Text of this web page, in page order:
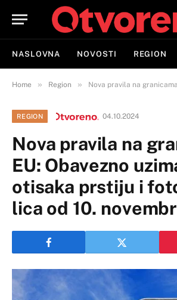
NASLOVNA NOVOSTI REGION
Home » Region » Nova pravila na granicama EU: Obavezno uzimanje
REGION 04.10.2024
Nova pravila na
EU: Obavezno
otisaka prstiju i
lica od 10.